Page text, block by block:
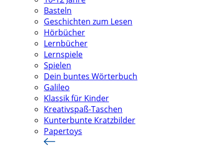
Basteln
Geschichten zum Lesen
Hörbücher
Lernbücher
Lernspiele
Spielen
Dein buntes Wörterbuch
Galileo
Klassik für Kinder
Kreativspaß-Taschen
Kunterbunte Kratzbilder
Papertoys